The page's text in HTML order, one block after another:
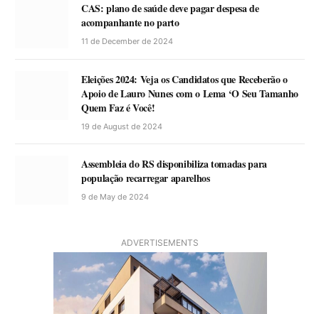
CAS: plano de saúde deve pagar despesa de
acompanhante no parto
11 de December de 2024
Eleições 2024: Veja os Candidatos que Receberão o
Apoio de Lauro Nunes com o Lema ‘O Seu Tamanho
Quem Faz é Você!
19 de August de 2024
Assembleia do RS disponibiliza tomadas para
população recarregar aparelhos
9 de May de 2024
ADVERTISEMENTS